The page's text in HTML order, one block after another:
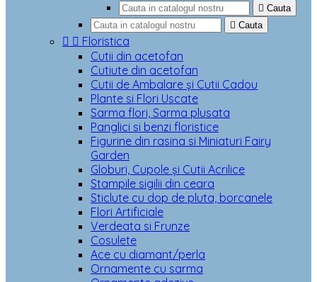
 Cauta
 Cauta
  Floristica
Cutii din acetofan
Cutiute din acetofan
Cutii de Ambalare și Cutii Cadou
Plante si Flori Uscate
Sarma flori, Sarma plusata
Panglici si benzi floristice
Figurine din rasina si Miniaturi Fairy
Garden
Globuri, Cupole și Cutii Acrilice
Stampile sigilii din ceara
Sticlute cu dop de pluta, borcanele
Flori Artificiale
Verdeata si Frunze
Cosulete
Ace cu diamant/perla
Ornamente cu sarma